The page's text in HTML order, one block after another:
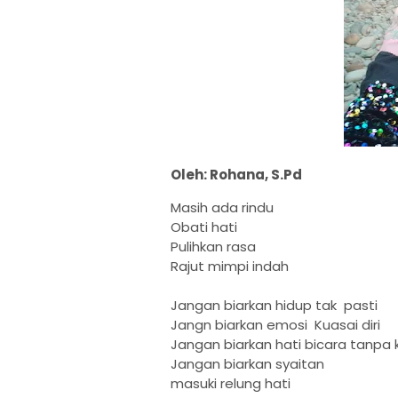
Oleh: Rohana, S.Pd
Masih ada rindu
Obati hati
Pulihkan rasa
Rajut mimpi indah
Jangan biarkan hidup tak pasti
Jangn biarkan emosi Kuasai diri
Jangan biarkan hati bicara tanpa
Jangan biarkan syaitan
masuki relung hati